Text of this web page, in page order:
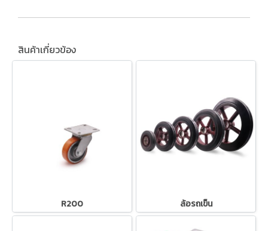
สินค้าเกี่ยวข้อง
R200 ล้อรถเข็น